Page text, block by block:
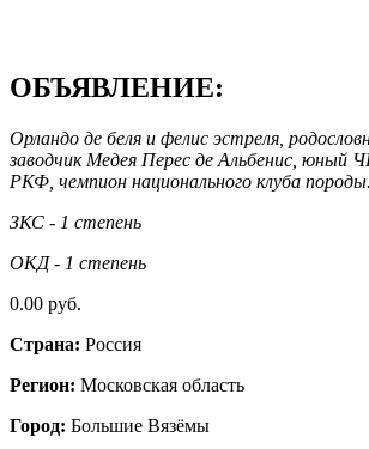
ОБЪЯВЛЕНИЕ:
Орландо де беля и фелис эстреля,
заводчик Медея Перес де Альбенис, юный
РКФ, чемпион национального клуба породы.
ЗКС - 1 степень
ОКД - 1 степень
0.00 руб.
Страна: Россия
Регион: Московская область
Город: Большие Вязёмы